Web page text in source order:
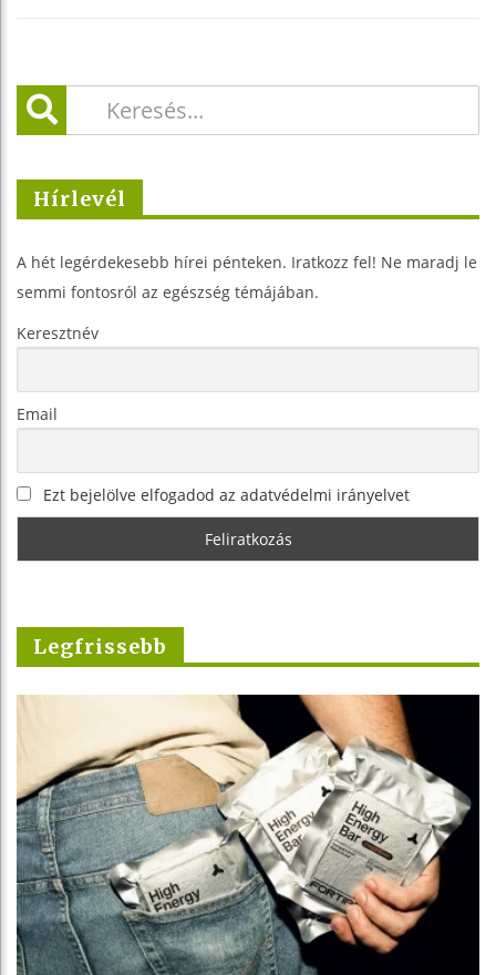
Hírlevél
A hét legérdekesebb hírei pénteken. Iratkozz fel! Ne maradj le
semmi fontosról az egészség témájában.
Keresztnév
Email
Ezt bejelölve elfogadod az adatvédelmi irányelvet
Legfrissebb